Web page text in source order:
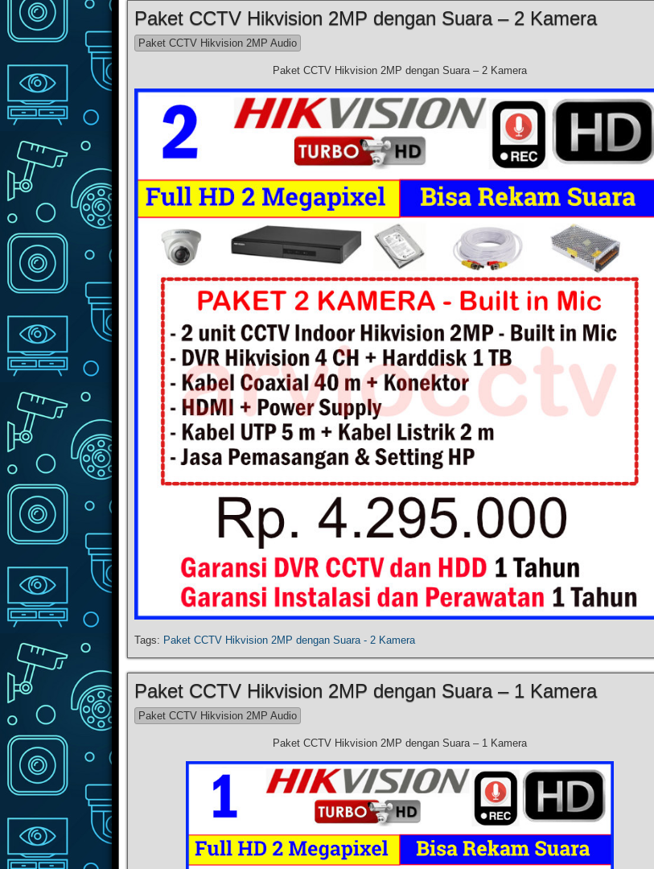
Paket CCTV Hikvision 2MP dengan Suara – 2 Kamera
Paket CCTV Hikvision 2MP Audio
Paket CCTV Hikvision 2MP dengan Suara – 2 Kamera
Tags: Paket CCTV Hikvision 2MP dengan Suara - 2 Kamera
Paket CCTV Hikvision 2MP dengan Suara – 1 Kamera
Paket CCTV Hikvision 2MP Audio
Paket CCTV Hikvision 2MP dengan Suara – 1 Kamera